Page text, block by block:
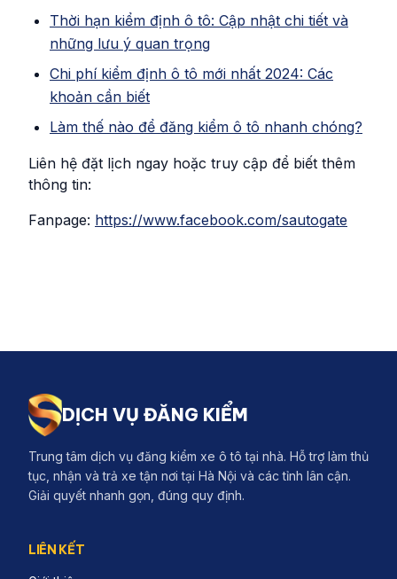
Thời hạn kiểm định ô tô: Cập nhật chi tiết và
những lưu ý quan trọng
Chi phí kiểm định ô tô mới nhất 2024: Các
khoản cần biết
Làm thế nào để đăng kiểm ô tô nhanh chóng?
Liên hệ đặt lịch ngay hoặc truy cập để biết thêm
thông tin:
Fanpage: https://www.facebook.com/sautogate
DỊCH VỤ ĐĂNG KIỂM
Trung tâm dịch vụ đăng kiểm xe ô tô tại nhà. Hỗ trợ làm thủ
tục, nhận và trả xe tận nơi tại Hà Nội và các tỉnh lân cận.
Giải quyết nhanh gọn, đúng quy định.
LIÊN KẾT